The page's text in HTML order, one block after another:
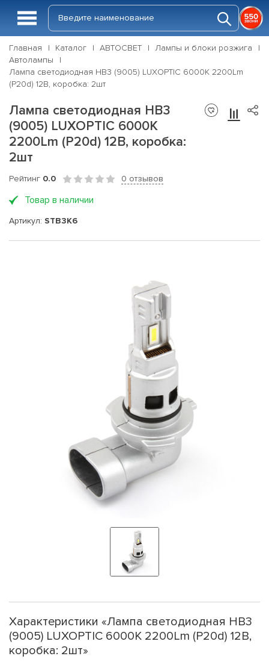
Главная Каталог АВТОСВЕТ
Лампы и блоки розжига
Автолампы
Лампа светодиодная HB3 (9005) LUXOPTIC 6000K 2200Lm
(P20d) 12В, коробка: 2шт
Лампа светодиодная HB3
(9005) LUXOPTIC 6000K
2200Lm (P20d) 12В, коробка:
2шт
Рейтинг 0.0 0 отзывов
Товар в наличии
Артикул: STB3K6
Характеристики «Лампа светодиодная HB3
(9005) LUXOPTIC 6000K 2200Lm (P20d) 12В,
коробка: 2шт»